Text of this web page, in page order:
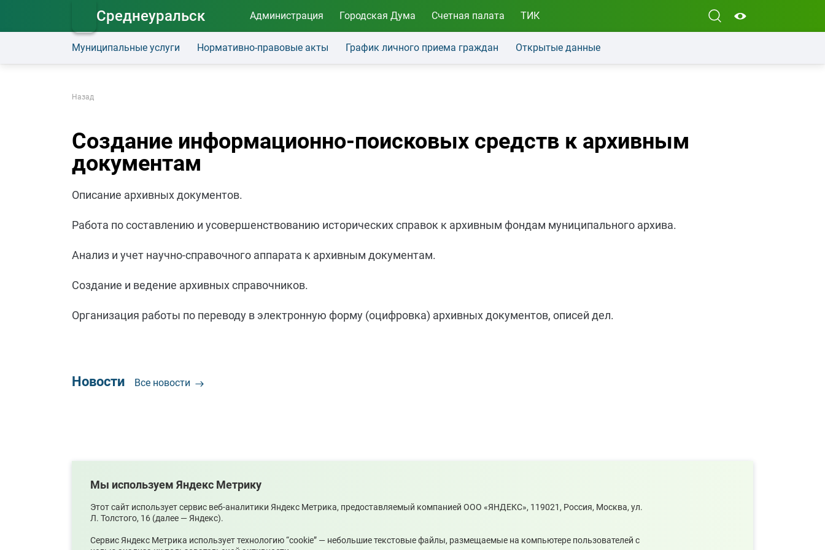
Среднеуральск Администрация Городская Дума Счетная палата ТИК
Муниципальные услуги Нормативно-правовые акты График личного приема граждан Открытые данные
Назад
Создание информационно-поисковых средств к архивным
документам
Описание архивных документов.
Работа по составлению и усовершенствованию исторических справок к архивным фондам муниципального архива.
Анализ и учет научно-справочного аппарата к архивным документам.
Создание и ведение архивных справочников.
Организация работы по переводу в электронную форму (оцифровка) архивных документов, описей дел.
Новости Все новости
07.08.2026 07.08.2026 05.08.2026 05.08.2026
Мы используем Яндекс Метрику
Этот сайт использует сервис веб-аналитики Яндекс Метрика, предоставляемый компанией ООО «ЯНДЕКС», 119021, Россия, Москва, ул.
Л. Толстого, 16 (далее — Яндекс).
Сервис Яндекс Метрика использует технологию “cookie” — небольшие текстовые файлы, размещаемые на компьютере пользователей с